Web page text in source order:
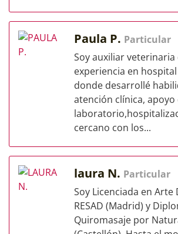
Paula P. Particular
Soy auxiliar veterinaria
experiencia en
donde desarrollé
atención clínica,
cercano con los...
laura N. Particular
Soy Licenciada en
RESAD (Madrid) y
Quiromasaje por